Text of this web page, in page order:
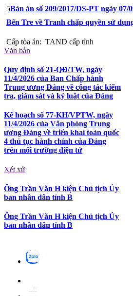
5Bản án số 209/2017/DS-PT ngày
Bến Tre về Tranh chấp quyền sử
Cấp tòa án: TAND cấp tỉnh
Văn bản
Quy định số 21-QĐ/TW, ngày
11/4/2026 của Ban Chấp hành
Trung ương Đảng về công tác kiểm
tra, giám sát và kỷ luật của Đảng
Kế hoạch số 77-KH/VPTW, ngày
11/4/2026 của Văn phòng Trung
ương Đảng về triển khai toàn quốc
4 thủ tục hành chính của Đảng
trên môi trường điện tử
Xét xử
Ông Trần Văn H kiện Chủ tịch Ủy
ban nhân dân tỉnh B
Ông Trần Văn H kiện Chủ tịch Ủy
ban nhân dân tỉnh B